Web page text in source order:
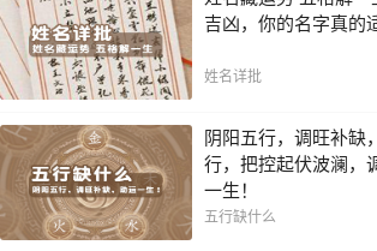
吉凶，你的名字真的
姓名详批
阴阳五行，调旺补缺
行，把控起伏波澜，
一生！
五行缺什么